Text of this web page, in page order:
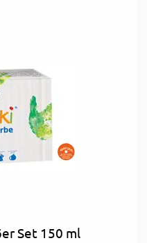
Set 150 ml